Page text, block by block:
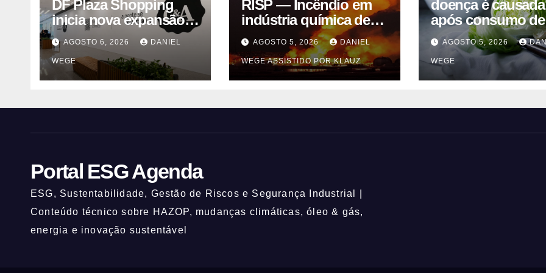
DF Plaza Shopping
inicia nova expansão
com a chegada de
grandes marcas e
inauguração de
espaço infantil – Dicas
AGOSTO 6, 2026 DANIEL
WEGE
RISP — Incêndio em
indústria química de
solventes em
Itaquaquecetuba/SP
(UNIQUIMA/Quema)
AGOSTO 5, 2026 DANIEL
WEGE ASSISTIDO POR KLAUZ
doença é causada
após consumo de
alface
AGOSTO 5, 2026
WEGE
Portal ESG Agenda
ESG, Sustentabilidade, Gestão de Riscos e Segurança Industrial |
Conteúdo técnico sobre HAZOP, mudanças climáticas, óleo & gás,
energia e inovação sustentável